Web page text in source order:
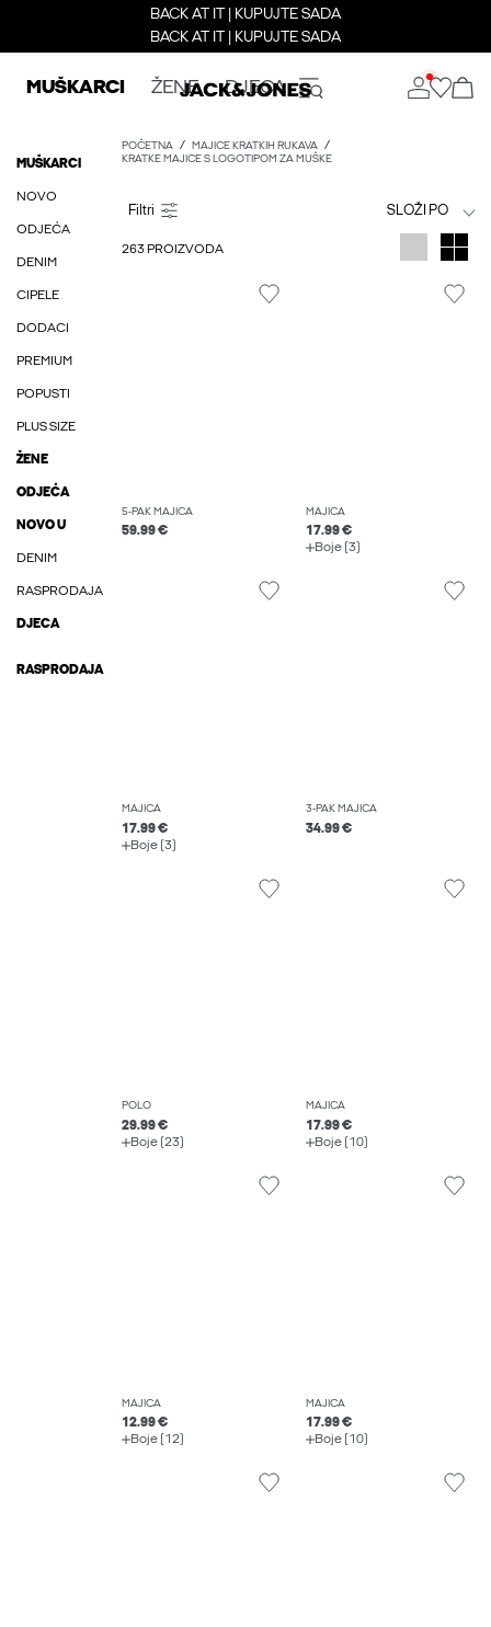
BACK AT IT | KUPUJTE SADA
BACK AT IT | KUPUJTE SADA
MUŠKARCI ŽENE DJECA
MUŠKARCI
NOVO
ODJEĆA
DENIM
CIPELE
DODACI
PREMIUM
POPUSTI
PLUS SIZE
ŽENE
ODJEĆA
NOVO U
DENIM
RASPRODAJA
DJECA
RASPRODAJA
POČETNA
MAJICE KRATKIH RUKAVA
KRATKE MAJICE S LOGOTIPOM ZA MUŠKE
SLOŽI PO
263 PROIZVODA
5-PAK MAJICA
59.99 €
MAJICA
17.99 €
Boje (3)
MAJICA
17.99 €
Boje (3)
3-PAK MAJICA
34.99 €
POLO
29.99 €
Boje (23)
MAJICA
17.99 €
Boje (10)
MAJICA
12.99 €
Boje (12)
MAJICA
17.99 €
Boje (10)